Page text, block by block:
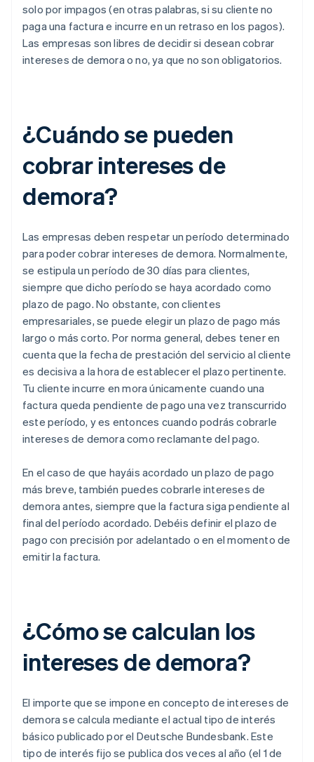
solo por impagos (en otras palabras, si su cliente no
paga una factura e incurre en un retraso en los pagos).
Las empresas son libres de decidir si desean cobrar
intereses de demora o no, ya que no son obligatorios.
¿Cuándo se pueden
cobrar intereses de
demora?
Las empresas deben respetar un período determinado
para poder cobrar intereses de demora. Normalmente,
se estipula un período de 30 días para clientes,
siempre que dicho período se haya acordado como
plazo de pago. No obstante, con clientes
empresariales, se puede elegir un plazo de pago más
largo o más corto. Por norma general, debes tener en
cuenta que la fecha de prestación del servicio al cliente
es decisiva a la hora de establecer el plazo pertinente.
Tu cliente incurre en mora únicamente cuando una
factura queda pendiente de pago una vez transcurrido
este período, y es entonces cuando podrás cobrarle
intereses de demora como reclamante del pago.
En el caso de que hayáis acordado un plazo de pago
más breve, también puedes cobrarle intereses de
demora antes, siempre que la factura siga pendiente al
final del período acordado. Debéis definir el plazo de
pago con precisión por adelantado o en el momento de
emitir la factura.
¿Cómo se calculan los
intereses de demora?
El importe que se impone en concepto de intereses de
demora se calcula mediante el actual tipo de interés
básico publicado por el Deutsche Bundesbank. Este
tipo de interés fijo se publica dos veces al año (el 1 de